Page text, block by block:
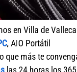
en Villa de
, AIO Portátil
que más te
las 24 horas los 365